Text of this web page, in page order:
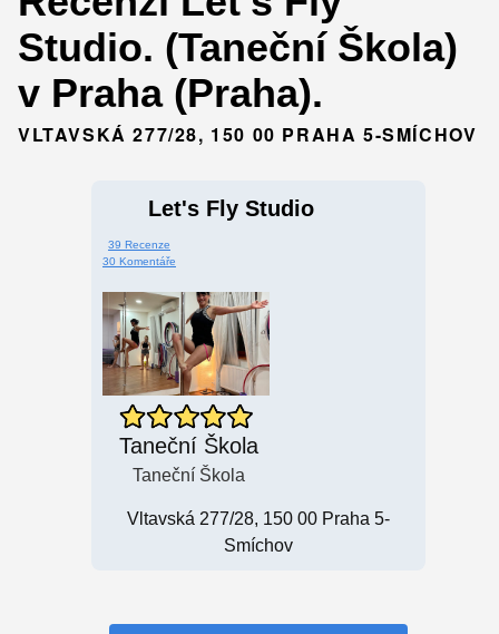
Studio. (Taneční Škola)
v Praha (Praha).
VLTAVSKÁ 277/28, 150 00 PRAHA 5-SMÍCHOV
Let's Fly Studio
39 Recenze
30 Komentáře
Taneční Škola
Taneční Škola
Vltavská 277/28, 150 00 Praha 5-
Smíchov